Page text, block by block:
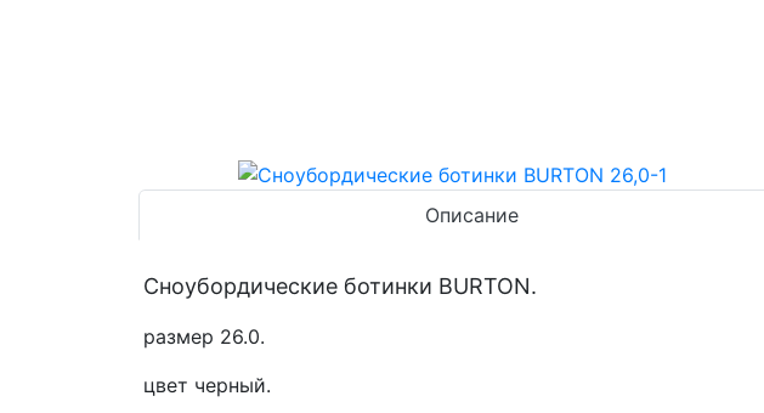
Описание
Сноубордические ботинки BURTON.
размер 26.0.
цвет черный.